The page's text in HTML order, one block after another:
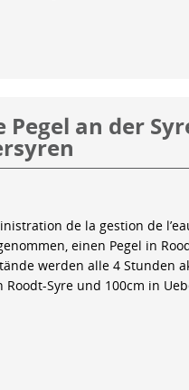
Pegel an der
de la gestion de
einen Pegel in
werden alle 4 Stunden
Roodt-Syre und 100cm in